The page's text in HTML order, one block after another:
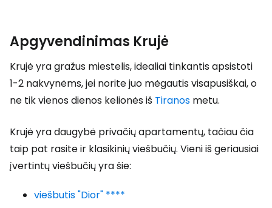
Apgyvendinimas Krujė
Krujė yra gražus miestelis, idealiai tinkantis apsistoti
1-2 nakvynėms, jei norite juo mėgautis visapusiškai, o
ne tik vienos dienos kelionės iš Tiranos metu.
Krujė yra daugybė privačių apartamentų, tačiau čia
taip pat rasite ir klasikinių viešbučių. Vieni iš geriausiai
įvertintų viešbučių yra šie:
viešbutis "Dior" ****